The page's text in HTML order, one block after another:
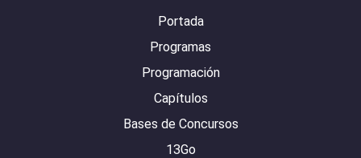
Portada
Programas
Programación
Capítulos
Bases de Concursos
13Go